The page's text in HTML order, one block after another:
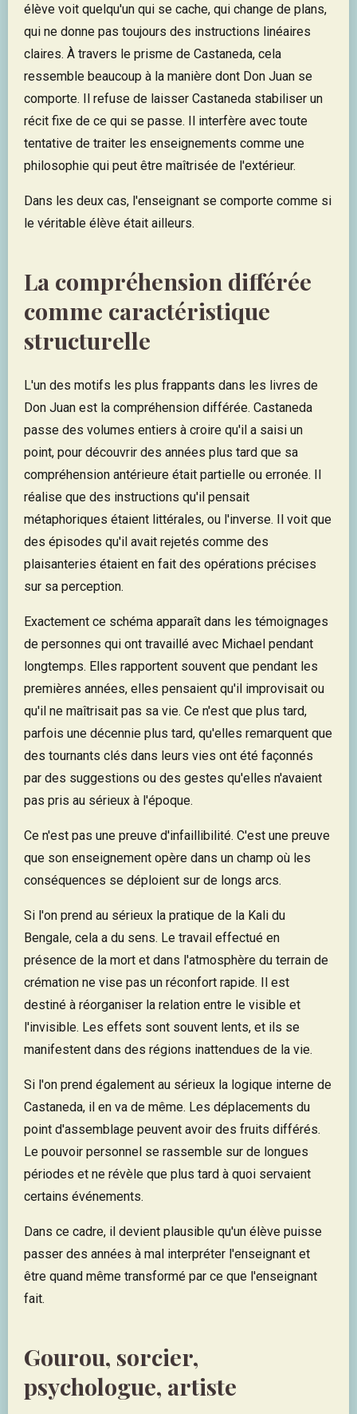
élève voit quelqu'un qui se cache, qui change de plans,
qui ne donne pas toujours des instructions linéaires
claires. À travers le prisme de Castaneda, cela
ressemble beaucoup à la manière dont Don Juan se
comporte. Il refuse de laisser Castaneda stabiliser un
récit fixe de ce qui se passe. Il interfère avec toute
tentative de traiter les enseignements comme une
philosophie qui peut être maîtrisée de l'extérieur.
Dans les deux cas, l'enseignant se comporte comme si
le véritable élève était ailleurs.
La compréhension différée
comme caractéristique
structurelle
L'un des motifs les plus frappants dans les livres de
Don Juan est la compréhension différée. Castaneda
passe des volumes entiers à croire qu'il a saisi un
point, pour découvrir des années plus tard que sa
compréhension antérieure était partielle ou erronée. Il
réalise que des instructions qu'il pensait
métaphoriques étaient littérales, ou l'inverse. Il voit que
des épisodes qu'il avait rejetés comme des
plaisanteries étaient en fait des opérations précises
sur sa perception.
Exactement ce schéma apparaît dans les témoignages
de personnes qui ont travaillé avec Michael pendant
longtemps. Elles rapportent souvent que pendant les
premières années, elles pensaient qu'il improvisait ou
qu'il ne maîtrisait pas sa vie. Ce n'est que plus tard,
parfois une décennie plus tard, qu'elles remarquent que
des tournants clés dans leurs vies ont été façonnés
par des suggestions ou des gestes qu'elles n'avaient
pas pris au sérieux à l'époque.
Ce n'est pas une preuve d'infaillibilité. C'est une preuve
que son enseignement opère dans un champ où les
conséquences se déploient sur de longs arcs.
Si l'on prend au sérieux la pratique de la Kali du
Bengale, cela a du sens. Le travail effectué en
présence de la mort et dans l'atmosphère du terrain de
crémation ne vise pas un réconfort rapide. Il est
destiné à réorganiser la relation entre le visible et
l'invisible. Les effets sont souvent lents, et ils se
manifestent dans des régions inattendues de la vie.
Si l'on prend également au sérieux la logique interne de
Castaneda, il en va de même. Les déplacements du
point d'assemblage peuvent avoir des fruits différés.
Le pouvoir personnel se rassemble sur de longues
périodes et ne révèle que plus tard à quoi servaient
certains événements.
Dans ce cadre, il devient plausible qu'un élève puisse
passer des années à mal interpréter l'enseignant et
être quand même transformé par ce que l'enseignant
fait.
Gourou, sorcier,
psychologue, artiste